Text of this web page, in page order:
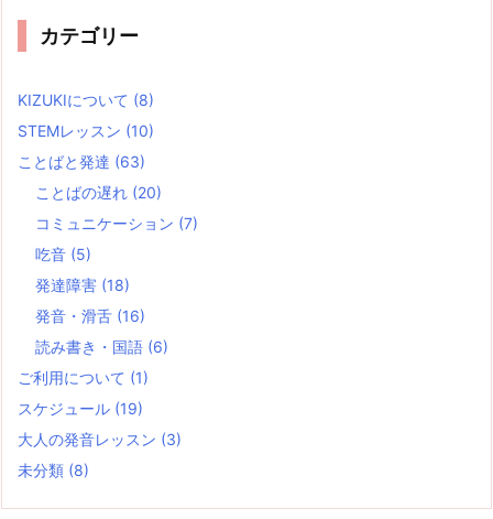
カテゴリー
KIZUKIについて (8)
STEMレッスン (10)
ことばと発達 (63)
ことばの遅れ (20)
コミュニケーション (7)
吃音 (5)
発達障害 (18)
発音・滑舌 (16)
読み書き・国語 (6)
ご利用について (1)
スケジュール (19)
大人の発音レッスン (3)
未分類 (8)